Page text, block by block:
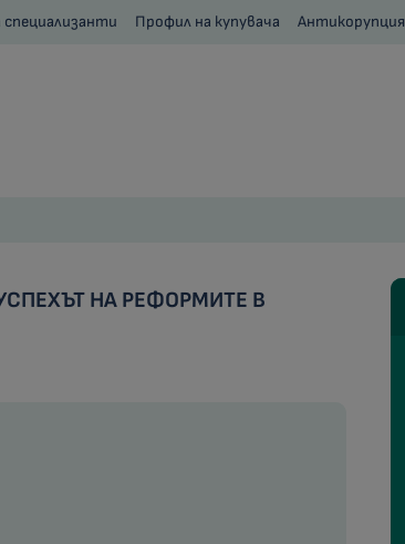
специализанти Профил на купувача Антикорупция
НА РЕФОРМИТЕ В